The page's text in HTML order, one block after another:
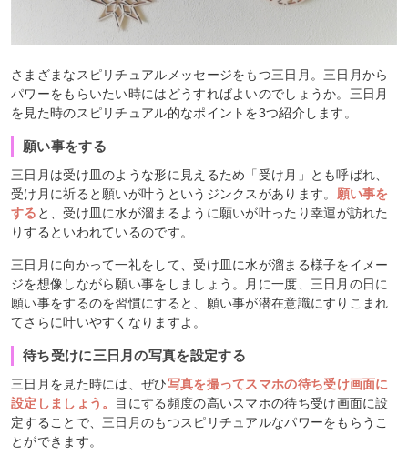
さまざまなスピリチュアルメッセージをもつ三日月。三日月から
パワーをもらいたい時にはどうすればよいのでしょうか。三日月
を見た時のスピリチュアル的なポイントを3つ紹介します。
願い事をする
三日月は受け皿のような形に見えるため「受け月」とも呼ばれ、
受け月に祈ると願いが叶うというジンクスがあります。 願い事を
する と、受け皿に水が溜まるように願いが叶ったり幸運が訪れた
りするといわれているのです。
三日月に向かって一礼をして、受け皿に水が溜まる様子をイメー
ジを想像しながら願い事をしましょう。月に一度、三日月の日に
願い事をするのを習慣にすると、願い事が潜在意識にすりこまれ
てさらに叶いやすくなりますよ。
待ち受けに三日月の写真を設定する
三日月を見た時には、ぜひ写真を撮ってスマホの待ち受け画面に
設定しましょう。 目にする頻度の高いスマホの待ち受け画面に設
定することで、三日月のもつスピリチュアルなパワーをもらうこ
とができます。